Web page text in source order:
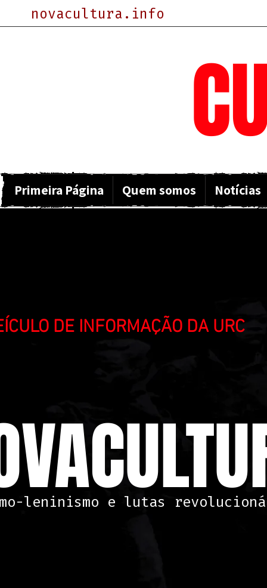
novacultura.info
Primeira Página Quem somos Notícias
DE INFORMAÇÃO DA URC
leninismo e lutas